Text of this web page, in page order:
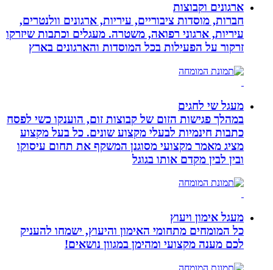
ארגונים וקבוצות
חברות, מוסדות ציבוריים, עיריות, ארגונים וולנטרים,
עיריות, ארגוני רפואה, משטרה. מעגלים וכתבות שיזרקו
זרקור על הפעילות בכל המוסדות והארגונים בארץ
מעגל שי לחגים
במהלך פגישות הזום של קבוצות זום, הוענקו כשי לפסח
כתבות חינמיות לבעלי מקצוע שונים. כל בעל מקצוע
מציג מאמר מקצועי מסוגנן המשקף את תחום עיסוקו
ובין לבין מקדם אותו בגוגל
מעגל אימון ויעוץ
כל המומחים מתחומי האימון והיעוץ, ישמחו להעניק
לכם מענה מקצועי ומהימן במגוון נושאים!